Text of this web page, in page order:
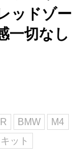
ッドゾー
一切なし
BMW
M4
ット